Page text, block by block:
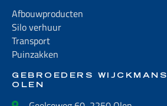
Afbouwproducten
Silo verhuur
Transport
Puinzakken
GEBROEDERS WIJCKMANS
OLEN